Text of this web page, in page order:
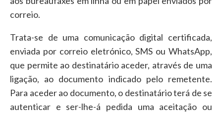
correio.
Trata-se de uma comunicação digital certificada,
enviada por correio eletrónico, SMS ou WhatsApp,
que permite ao destinatário aceder, através de uma
ligação, ao documento indicado pelo remetente.
Para aceder ao documento, o destinatário terá de se
autenticar e ser-lhe-á pedida uma aceitação ou